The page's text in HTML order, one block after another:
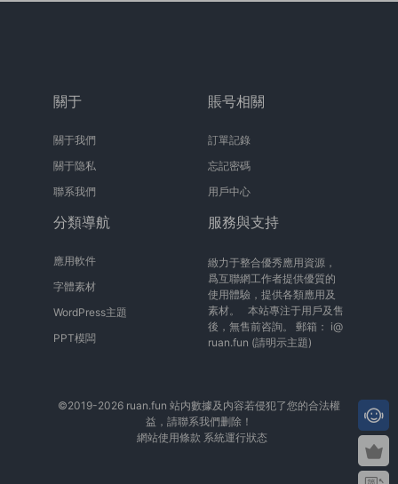
關于
關于我們
關于隐私
聯系我們
賬号相關
訂單記錄
忘記密碼
用戶中心
分類導航
應用軟件
字體素材
WordPress主題
PPT模闆
服務與支持
緻力于整合優秀應用資源，
爲互聯網工作者提供優質的
使用體驗，提供各類應用及
素材。 本站專注于用戶及售
後，無售前咨詢。 郵箱： i@
ruan.fun (請明示主題)
©2019-2026 ruan.fun 站内數據及内容若侵犯了您的合法權
益，請聯系我們删除！
網站使用條款 系統運行狀态